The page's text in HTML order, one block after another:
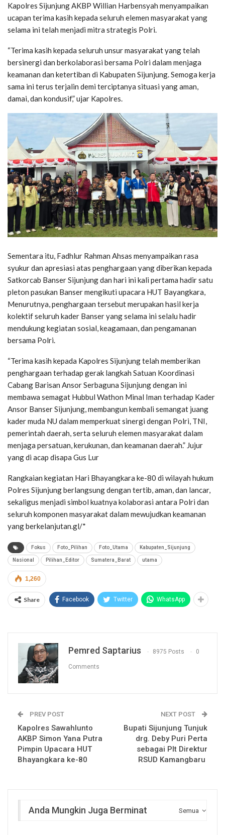
Kapolres Sijunjung AKBP Willian Harbensyah menyampaikan
ucapan terima kasih kepada seluruh elemen masyarakat yang
selama ini telah menjadi mitra strategis Polri.
“Terima kasih kepada seluruh unsur masyarakat yang telah
bersinergi dan berkolaborasi bersama Polri dalam menjaga
keamanan dan ketertiban di Kabupaten Sijunjung. Semoga kerja
sama ini terus terjalin demi terciptanya situasi yang aman,
damai, dan kondusif,” ujar Kapolres.
Sementara itu, Fadhlur Rahman Ahsas menyampaikan rasa
syukur dan apresiasi atas penghargaan yang diberikan kepada
Satkorcab Banser Sijunjung dan hari ini kali pertama hadir satu
pleton pasukan Banser mengikuti upacara HUT Bayangkara,
Menurutnya, penghargaan tersebut merupakan hasil kerja
kolektif seluruh kader Banser yang selama ini selalu hadir
mendukung kegiatan sosial, keagamaan, dan pengamanan
bersama Polri.
“Terima kasih kepada Kapolres Sijunjung telah memberikan
penghargaan terhadap gerak langkah Satuan Koordinasi
Cabang Barisan Ansor Serbaguna Sijunjung dengan ini
membawa semagat Hubbul Wathon Minal Iman terhadap Kader
Ansor Banser Sijunjung, membangun kembali semangat juang
kader muda NU dalam memperkuat sinergi dengan Polri, TNI,
pemerintah daerah, serta seluruh elemen masyarakat dalam
menjaga persatuan, kerukunan, dan keamanan daerah.” Jujur
yang di acap disapa Gus Lur
Rangkaian kegiatan Hari Bhayangkara ke-80 di wilayah hukum
Polres Sijunjung berlangsung dengan tertib, aman, dan lancar,
sekaligus menjadi simbol kuatnya kolaborasi antara Polri dan
seluruh komponen masyarakat dalam mewujudkan keamanan
yang berkelanjutan.gl/*
Fokus Foto_Pilihan Foto_Utama Kabupaten_Sijunjung
Nasional Pilihan_Editor Sumatera_Barat utama
1,260
Share Facebook Twitter WhatsApp
Pemred Saptarius 8975 Posts 0
Comments
PREV POST
Kapolres Sawahlunto
AKBP Simon Yana Putra
Pimpin Upacara HUT
Bhayangkara ke-80
NEXT POST
Bupati Sijunjung Tunjuk
drg. Deby Puri Perta
sebagai Plt Direktur
RSUD Kamangbaru
Semua
Anda Mungkin Juga Berminat